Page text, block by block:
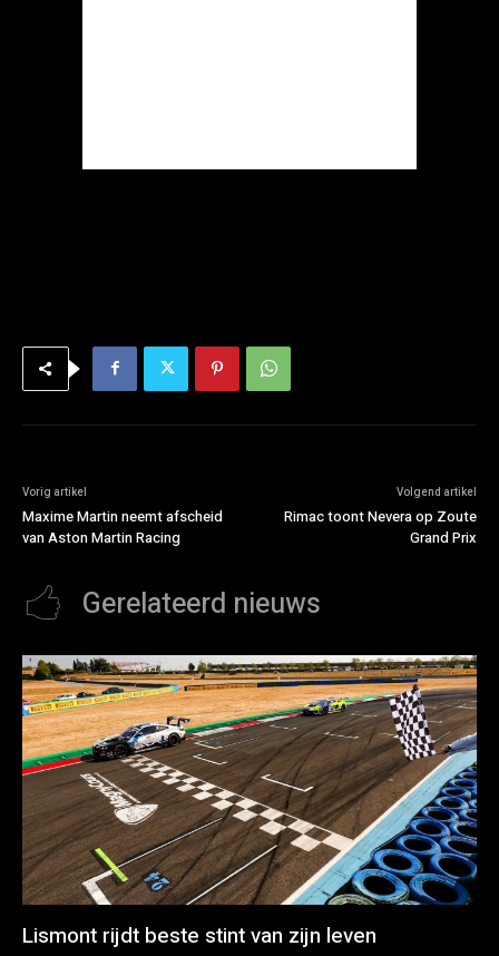
Vorig artikel
Maxime Martin neemt afscheid
van Aston Martin Racing
Volgend artikel
Rimac toont Nevera op Zoute
Grand Prix
Gerelateerd nieuws
Lismont rijdt beste stint van zijn leven